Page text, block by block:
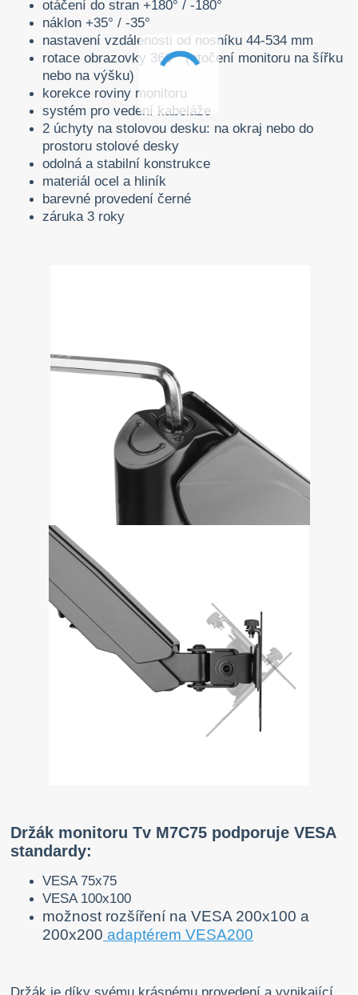
otáčení do stran +180° / -180°
náklon +35° / -35°
nastavení vzdálenosti od nosníku 44-534 mm
rotace obrazovky 360° (otočení monitoru na šířku
nebo na výšku)
korekce roviny monitoru
systém pro vedení kabeláže
2 úchyty na stolovou desku: na okraj nebo do
prostoru stolové desky
odolná a stabilní konstrukce
materiál ocel a hliník
barevné provedení černé
záruka 3 roky
Držák monitoru Tv M7C75 podporuje VESA
standardy:
VESA 75x75
VESA 100x100
možnost rozšíření na VESA 200x100 a
200x200 adaptérem VESA200
Držák je díky svému krásnému provedení a vynikající